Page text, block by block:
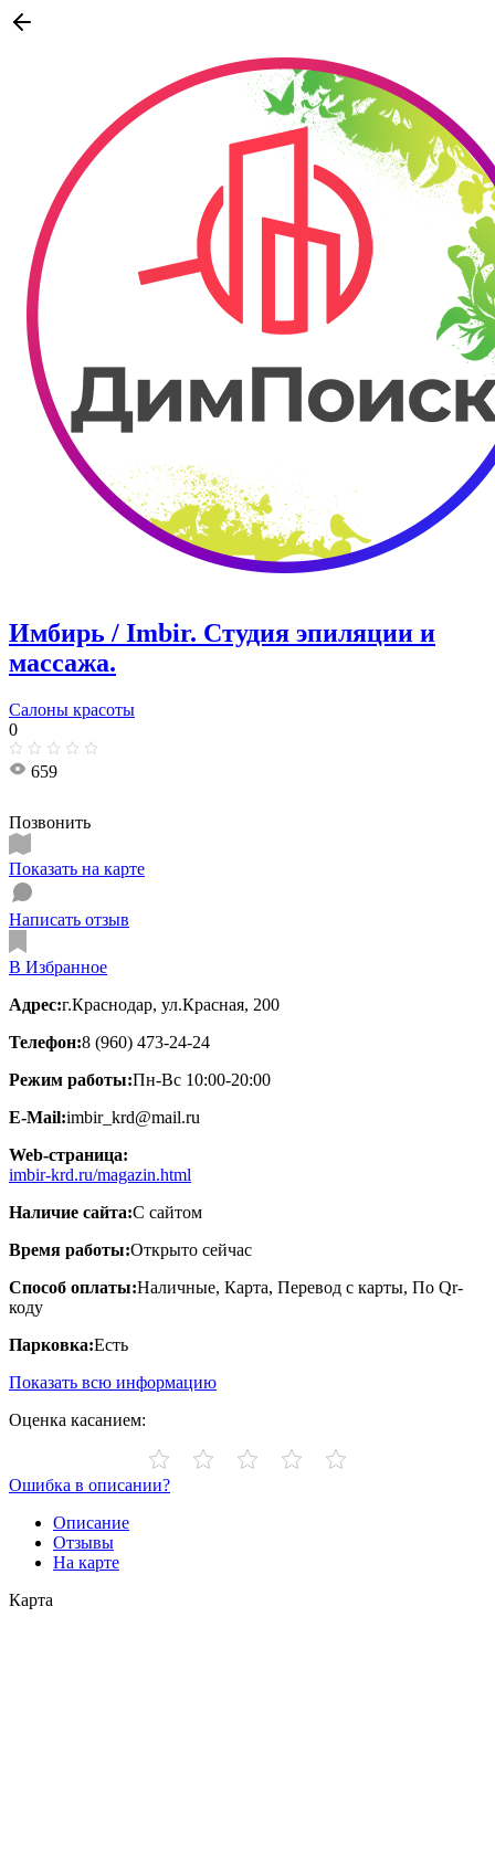
Имбирь / Imbir. ​​Студия эпиляции и
массажа.
Салоны красоты
0
659
Позвонить
Показать на карте
Написать отзыв
В Избранное
Адрес:г.Краснодар, ул.Красная, 200
Телефон:8 (960) 473-24-24
Режим работы:Пн-Вс 10:00-20:00
E-Mail:imbir_krd@mail.ru
Web-страница:
imbir-krd.ru/magazin.html
Наличие сайта:С сайтом
Время работы:Открыто сейчас
Способ оплаты:Наличные, Карта, Перевод с карты, По Qr-
коду
Парковка:Есть
Показать всю информацию
Оценка касанием:
Ошибка в описании?
Описание
Отзывы
На карте
Карта